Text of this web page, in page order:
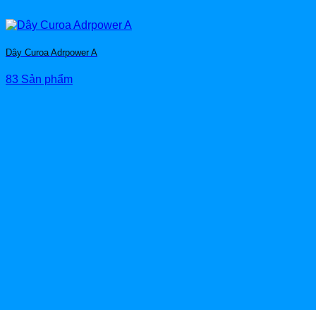
Dây Curoa Adrpower A
83 Sản phẩm